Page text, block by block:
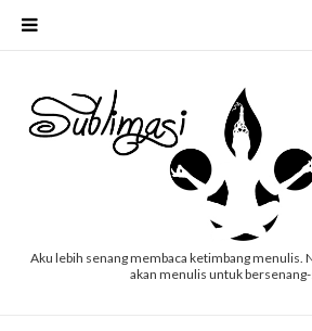
Aku lebih senang membaca ketimbang menulis.
akan menulis untuk bersenang-